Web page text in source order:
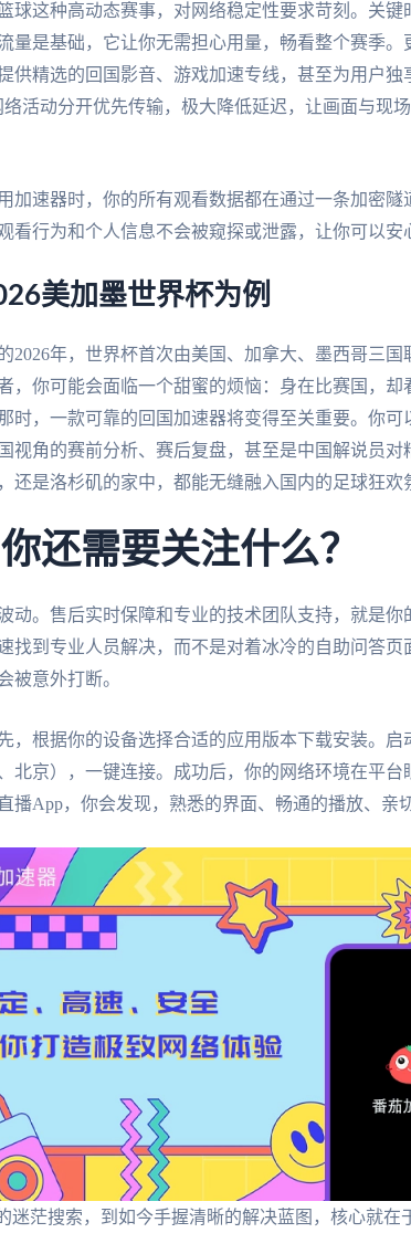
球这种高动态赛事，对网络稳定性要求苛刻。关
量是基础，它让你无需担心用量，畅看整个赛季。
供精选的回国影音、游戏加速专线，甚至为用户独
活动分开优先传输，极大降低延迟，让画面与现
加速器时，你的所有观看数据都在通过一条加密隧
看行为和个人信息不会被窥探或泄露，让你可以安
美加墨世界杯为例
2026年，世界杯首次由美国、加拿大、墨西哥三
，你可能会面临一个甜蜜的烦恼：身在比赛国，却
时，一款可靠的回国加速器将变得至关重要。你可
视角的赛前分析、赛后复盘，甚至是中国解说员
还是洛杉矶的家中，都能无缝融入国内的足球狂欢
还需要关注什么？
动。售后实时保障和专业的技术团队支持，就是你
找到专业人员解决，而不是对着冰冷的自助问答页
被意外打断。
，根据你的设备选择合适的应用版本下载安装。
北京），一键连接。成功后，你的网络环境在平台
播App，你会发现，熟悉的界面、畅通的播放、亲
迷茫搜索，到如今手握清晰的解决蓝图，核心就在